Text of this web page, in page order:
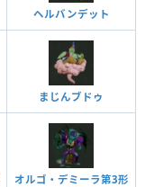
ヘルバンデット
まじんブドゥ
オルゴ・デミーラ第3形